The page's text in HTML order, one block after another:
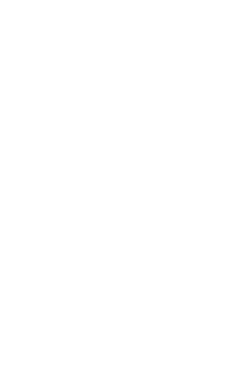
bij het vertalen
Connect
Verbind
On-premise